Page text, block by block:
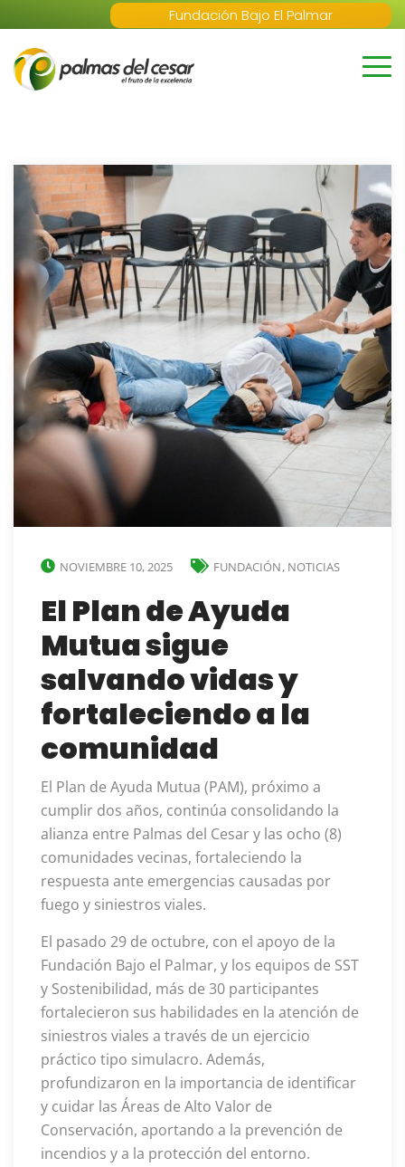
Fundación Bajo El Palmar
NOVIEMBRE 10, 2025 FUNDACIÓN, NOTICIAS
El Plan de Ayuda
Mutua sigue
salvando vidas y
fortaleciendo a la
comunidad
El Plan de Ayuda Mutua (PAM), próximo a
cumplir dos años, continúa consolidando la
alianza entre Palmas del Cesar y las ocho (8)
comunidades vecinas, fortaleciendo la
respuesta ante emergencias causadas por
fuego y siniestros viales.
El pasado 29 de octubre, con el apoyo de la
Fundación Bajo el Palmar, y los equipos de SST
y Sostenibilidad, más de 30 participantes
fortalecieron sus habilidades en la atención de
siniestros viales a través de un ejercicio
práctico tipo simulacro. Además,
profundizaron en la importancia de identificar
y cuidar las Áreas de Alto Valor de
Conservación, aportando a la prevención de
incendios y a la protección del entorno.